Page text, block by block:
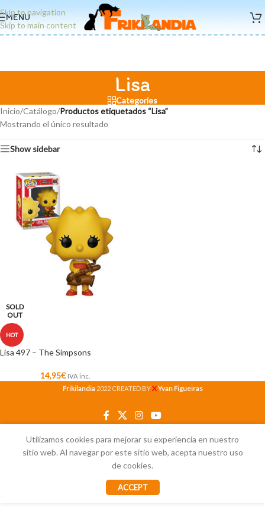
Skip to navigation
Skip to main content
MENU
Lisa
Categories
Inicio/Catálogo/Productos etiquetados “Lisa”
Mostrando el único resultado
Show sidebar
SOLD
OUT
HOT
Lisa 497 – The Simpsons
14,95€ IVA inc.
Frikilandia 2022 CREATED BYXYvan Figueiras
Utilizamos cookies para mejorar su experiencia en nuestro
sitio web. Al navegar por este sitio web, acepta nuestro uso
de cookies.
ACCEPT